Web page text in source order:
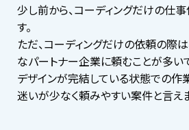
少し前から、コーディングだけの仕
す。
ただ、コーディングだけの依頼の際
なパートナー企業に頼むことが多い
デザインが完結している状態での作
迷いが少なく頼みやすい案件と言え